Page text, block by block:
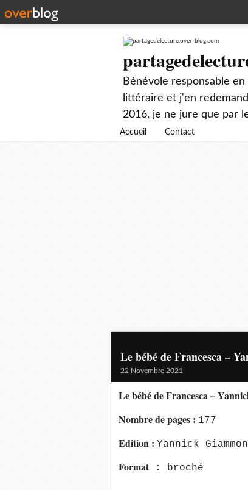
Bénévole responsable
littéraire et j'en
2016, je ne jure que par
Accueil Contact
Le bébé de Francesca –
22 Novembre 2021
Le bébé de Francesca –
Nombre de pages : 177
Edition : Yannick
Format : broché